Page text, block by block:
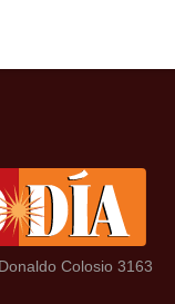
Colosio 3163